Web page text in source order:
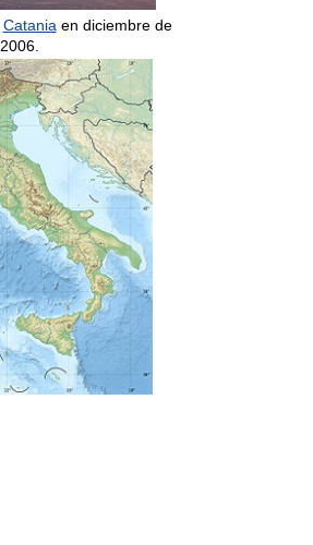
Catania en diciembre de
2006.